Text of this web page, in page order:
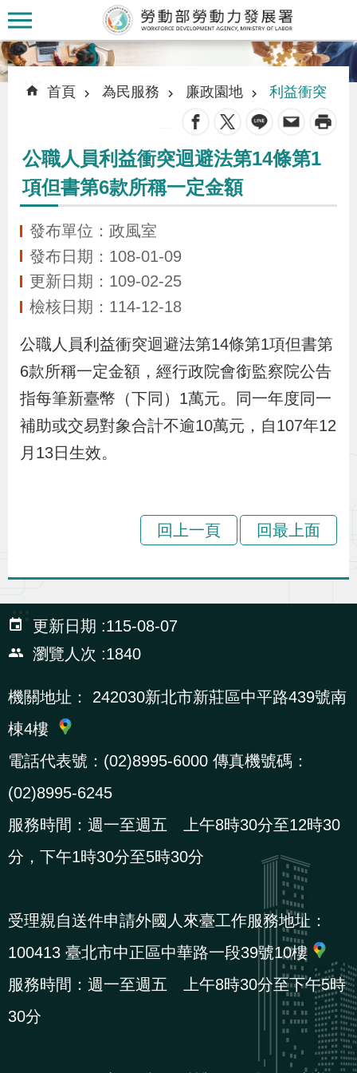
跳到主要內容區塊
認
識
署
訊
息
發
布
為
民
服
專
區
線
申
辦
導
專
區
關
連
結
:::
::: 首頁 為民服務 廉政園地 利益衝突
公職人員利益衝突迴避法第14條第1
項但書第6款所稱一定金額
發布單位：政風室
發布日期：108-01-09
更新日期：109-02-25
檢核日期：114-12-18
公職人員利益衝突迴避法第14條第1項但書第
6款所稱一定金額，經行政院會銜監察院公告
指每筆新臺幣（下同）1萬元。同一年度同一
補助或交易對象合計不逾10萬元，自107年12
月13日生效。
回上一頁 回最上面
:::
更新日期
115-08-07
瀏覽人次
1840
機關地址：
242030新北市新莊區中平路439號南
棟4樓
電話代表號：(02)8995-6000 傳真機號碼：
(02)8995-6245
服務時間：週一至週五 上午8時30分至12時30
分，下午1時30分至5時30分
受理親自送件申請外國人來臺工作服務地址：
100413 臺北市中正區中華路一段39號10樓
服務時間：週一至週五 上午8時30分至下午5時
30分